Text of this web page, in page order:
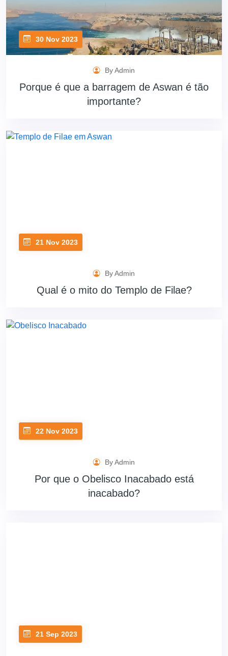
30 Nov 2023
By Admin
Porque é que a barragem de Aswan é tão
importante?
21 Nov 2023
By Admin
Qual é o mito do Templo de Filae?
22 Nov 2023
By Admin
Por que o Obelisco Inacabado está
inacabado?
21 Sep 2023